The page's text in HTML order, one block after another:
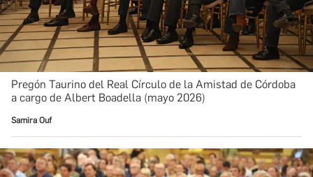
Pregón Taurino del Real Círculo de la Amistad de Córdoba
a cargo de Albert Boadella (mayo 2026)
Samira Ouf